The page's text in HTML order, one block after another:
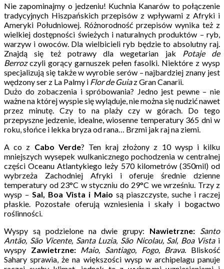
Nie zapominajmy o jedzeniu! Kuchnia Kanarów to połączenie
tradycyjnych Hiszpańskich przepisów z wpływami z Afryki i
Ameryki Południowej. Różnorodność przepisów wynika też z
wielkiej dostępności świeżych i naturalnych produktów – ryb,
warzyw i owoców. Dla wielbicieli ryb będzie to absolutny raj.
Znajdą się też potrawy dla wegetarian jak
Potaje de
Berrozczyli gorący garnuszek pełen fasolki. Niektóre z wysp
specjalizują się także w wyrobie serów – najbardziej znany jest
wędzony ser z La Palmy i Flor de Guiaz Gran Canarii.
Dużo do zobaczenia i spróbowania? Jedno jest pewne – nie
ważne na której wyspie się wyląduje, nie można się nudzić nawet
przez minutę. Czy to na plaży czy w górach. Do tego
przepyszne jedzenie, idealne, wiosenne temperatury 365 dni w
roku, słońce i lekka bryza od rana… Brzmi jak raj na ziemi.
A co z Cabo Verde? Ten kraj złożony z 10 wysp i kilku
mniejszych wysepek wulkanicznego pochodzenia w centralnej
części Oceanu Atlantykiego leży 570 kilometrów (350mil) od
wybrzeża Zachodniej Afryki i oferuje średnie dzienne
temperatury od 23°C w styczniu do 29°C we wrześniu. Trzy z
wysp –Sal, Boa Vista i Maio są piaszczyste, suche i raczej
płaskie. Pozostałe oferują wzniesienia i skały i bogactwo
roślinności.
Wyspy są podzielone na dwie grupy: Nawietrzne: Santo
Antão, São Vicente, Santa Luzia, São Nicolau, Sal, Boa Vistai
wyspy Zawietrzne: Maio, Santiago, Fogo, Brava. Bliskość
Sahary sprawia, że na większości wysp w archipelagu panuje